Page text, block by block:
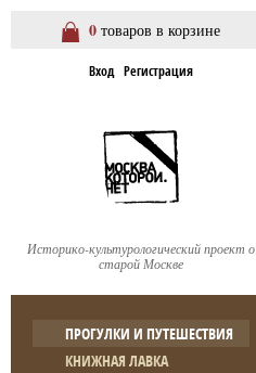
0 товаров в корзине
Вход Регистрация
Историко-культурологический проект о
старой Москве
ПРОГУЛКИ И ПУТЕШЕСТВИЯ
КНИЖНАЯ ЛАВКА